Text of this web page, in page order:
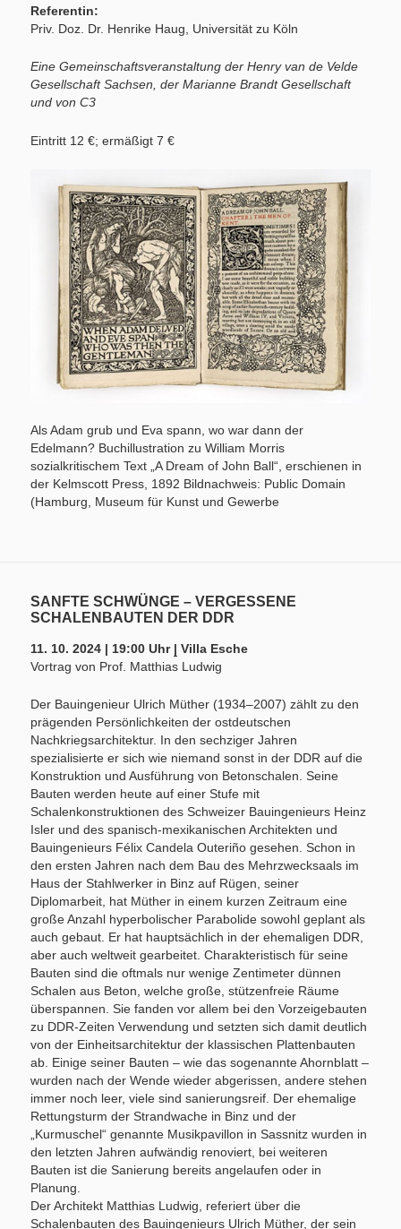
Referentin:
Priv. Doz. Dr. Henrike Haug, Universität zu Köln
Eine Gemeinschaftsveranstaltung der Henry van de Velde
Gesellschaft Sachsen, der Marianne Brandt Gesellschaft
und von C3
Eintritt 12 €; ermäßigt 7 €
Als Adam grub und Eva spann, wo war dann der
Edelmann? Buchillustration zu William Morris
sozialkritischem Text „A Dream of John Ball“, erschienen in
der Kelmscott Press, 1892 Bildnachweis: Public Domain
(Hamburg, Museum für Kunst und Gewerbe
SANFTE SCHWÜNGE – VERGESSENE
SCHALENBAUTEN DER DDR
11. 10. 2024 | 19:00 Uhr | Villa Esche
Vortrag von Prof. Matthias Ludwig
Der Bauingenieur Ulrich Müther (1934–2007) zählt zu den
prägenden Persönlichkeiten der ostdeutschen
Nachkriegsarchitektur. In den sechziger Jahren
spezialisierte er sich wie niemand sonst in der DDR auf die
Konstruktion und Ausführung von Betonschalen. Seine
Bauten werden heute auf einer Stufe mit
Schalenkonstruktionen des Schweizer Bauingenieurs Heinz
Isler und des spanisch-mexikanischen Architekten und
Bauingenieurs Félix Candela Outeriño gesehen. Schon in
den ersten Jahren nach dem Bau des Mehrzwecksaals im
Haus der Stahlwerker in Binz auf Rügen, seiner
Diplomarbeit, hat Müther in einem kurzen Zeitraum eine
große Anzahl hyperbolischer Parabolide sowohl geplant als
auch gebaut. Er hat hauptsächlich in der ehemaligen DDR,
aber auch weltweit gearbeitet. Charakteristisch für seine
Bauten sind die oftmals nur wenige Zentimeter dünnen
Schalen aus Beton, welche große, stützenfreie Räume
überspannen. Sie fanden vor allem bei den Vorzeigebauten
zu DDR-Zeiten Verwendung und setzten sich damit deutlich
von der Einheitsarchitektur der klassischen Plattenbauten
ab. Einige seiner Bauten – wie das sogenannte Ahornblatt –
wurden nach der Wende wieder abgerissen, andere stehen
immer noch leer, viele sind sanierungsreif. Der ehemalige
Rettungsturm der Strandwache in Binz und der
„Kurmuschel“ genannte Musikpavillon in Sassnitz wurden in
den letzten Jahren aufwändig renoviert, bei weiteren
Bauten ist die Sanierung bereits angelaufen oder in
Planung.
Der Architekt Matthias Ludwig, referiert über die
Schalenbauten des Bauingenieurs Ulrich Müther, der sein